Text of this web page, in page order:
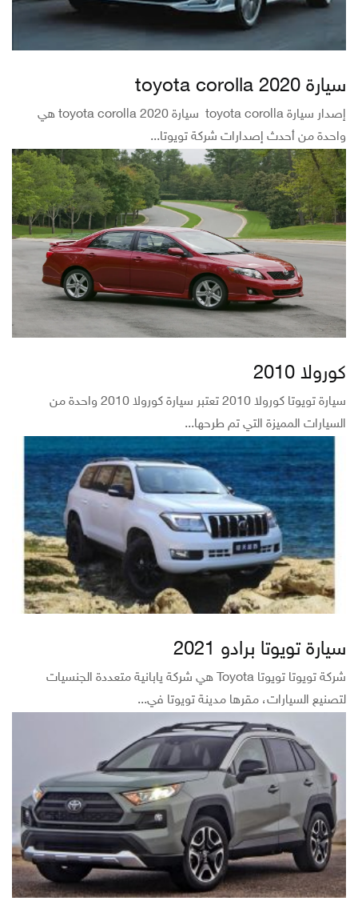
سيارة toyota corolla 2020
إصدار سيارة toyota corolla سيارة toyota corolla 2020 هي
واحدة من أحدث إصدارات شركة تويوتا...
كورولا 2010
سيارة تويوتا كورولا 2010 تعتبر سيارة كورولا 2010 واحدة من
السيارات المميزة التي تم طرحها...
سيارة تويوتا برادو 2021
شركة تويوتا تويوتا Toyota هي شركة يابانية متعددة الجنسيات
لتصنيع السيارات، مقرها مدينة تويوتا في...